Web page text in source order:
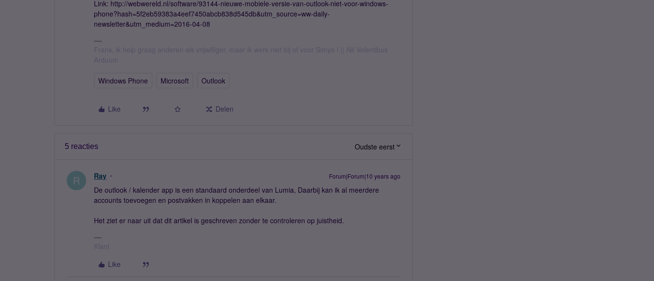
Link: http://webwereld.nl/software/93144-nieuwe-mobiele-versie-van-outlook-niet-voor-windows-
phone?hash=5f2eb59383a4eef7450abcb838d545db&utm_source=ww-daily-
newsletter&utm_medium=2016-04-08
Frans, ik help graag anderen als vrijwilliger, maar ik werk niet bij of voor Simyo ! || Nil Volentibus
Arduum
Windows Phone Microsoft Outlook
Like Delen
5 reacties Oudste eerst
R Ray Forum|Forum|10 years ago
De outlook / kalender app is een standaard onderdeel van Lumia, Daarbij kan ik al meerdere
accounts toevoegen en postvakken in koppelen aan elkaar.
Het ziet er naar uit dat dit artikel is geschreven zonder te controleren op juistheid.
Klant
Like